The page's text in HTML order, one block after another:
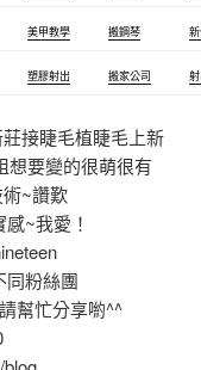
美甲教學 搬鋼琴
塑膠射出 搬家公司
接睫毛植睫毛上新
想要變的很萌很有
~讚歎
~我愛！
粉絲團
幫忙分享喲^^